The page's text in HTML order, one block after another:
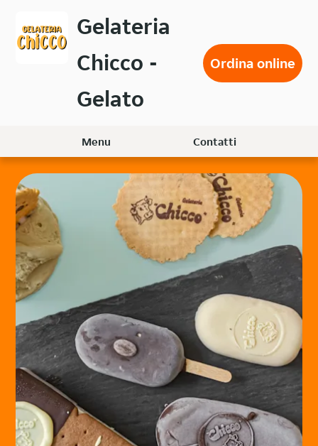
contenuto
Gelateria
Chicco -
Gelato
Ordina online
Menu Contatti